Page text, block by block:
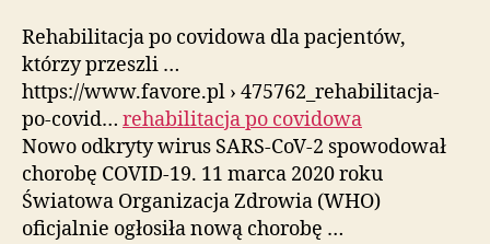
Rehabilitacja po covidowa dla pacjentów,
którzy przeszli …
https://www.favore.pl › 475762_rehabilitacja-
po-covid… rehabilitacja po covidowa
Nowo odkryty wirus SARS-CoV-2 spowodował
chorobę COVID-19. 11 marca 2020 roku
Światowa Organizacja Zdrowia (WHO)
oficjalnie ogłosiła nową chorobę …